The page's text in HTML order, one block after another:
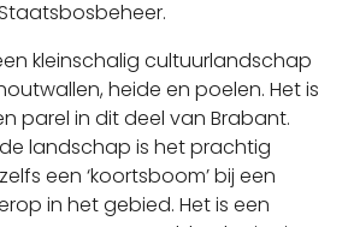
kleinschalig cultuurlandschap
heide en poelen. Het is
parel in dit deel van Brabant.
landschap is het prachtig
een ‘koortsboom’ bij een
in het gebied. Het is een